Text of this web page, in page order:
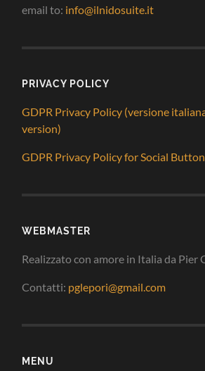
email to: info@ilnidosuite.it
PRIVACY POLICY
GDPR Privacy Policy (versione
version)
GDPR Privacy Policy for Social
WEBMASTER
Realizzato con amore in Italia da Pier
Contatti: pglepori@gmail.com
MENU